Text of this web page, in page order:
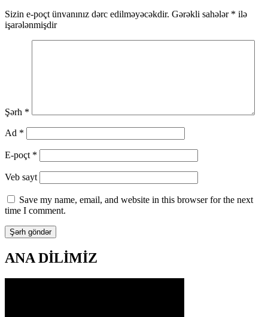
Sizin e-poçt ünvanınız dərc edilməyəcəkdir. Gərəkli sahələr * ilə
işarələnmişdir
Şərh *
Ad *
E-poçt *
Veb sayt
Save my name, email, and website in this browser for the next
time I comment.
ANA DİLİMİZ